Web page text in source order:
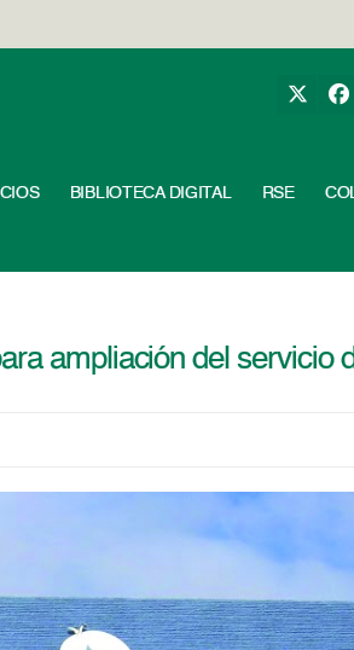
BIBLIOTECA DIGITAL RSE
ampliación del servicio